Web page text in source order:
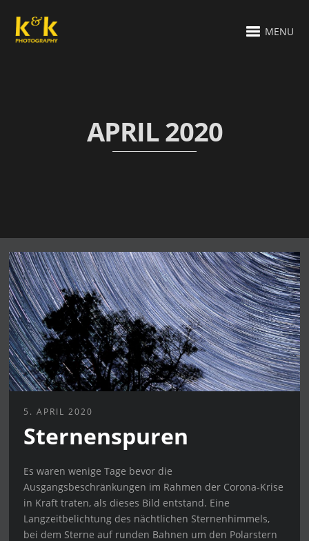
MENU
APRIL 2020
5. APRIL 2020
Sternenspuren
Es waren wenige Tage bevor die
Ausgangsbeschränkungen im Rahmen der Corona-Krise
in Kraft traten, als dieses Bild entstand. Eine
Langzeitbelichtung des nächtlichen Sternenhimmels,
bei dem Sterne auf runden Bahnen um den Polarstern